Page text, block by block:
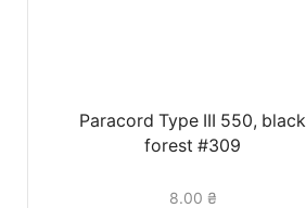
Paracord Type III 550, black
forest #309
8.00 ₴